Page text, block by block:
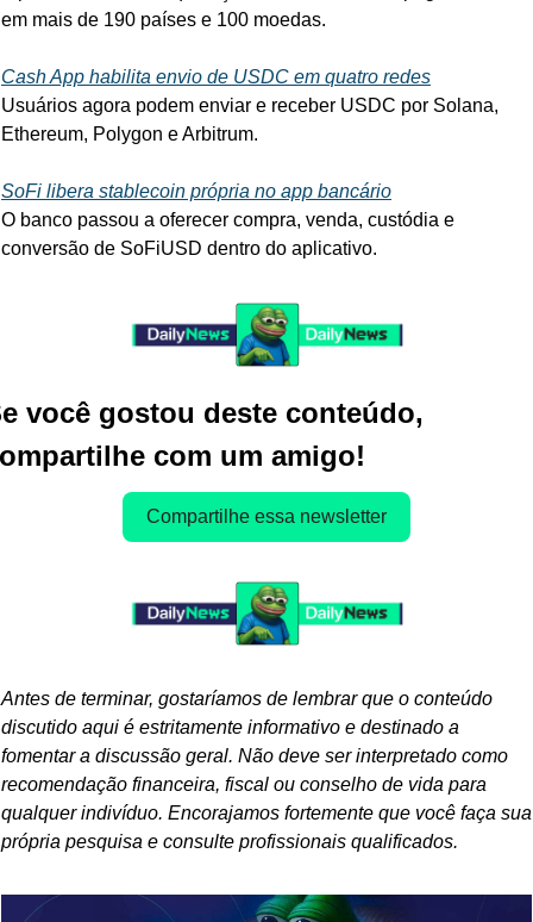
em mais de 190 países e 100 moedas.
Cash App habilita envio de USDC em quatro redes
Usuários agora podem enviar e receber USDC por Solana,
Ethereum, Polygon e Arbitrum.
SoFi libera stablecoin própria no app bancário
O banco passou a oferecer compra, venda, custódia e
conversão de SoFiUSD dentro do aplicativo.
você gostou deste conteúdo,
com um amigo!
Compartilhe essa newsletter
Antes de terminar, gostaríamos de lembrar que o conteúdo
discutido aqui é estritamente informativo e destinado a
fomentar a discussão geral. Não deve ser interpretado como
recomendação financeira, fiscal ou conselho de vida para
qualquer indivíduo. Encorajamos fortemente que você faça sua
própria pesquisa e consulte profissionais qualificados.